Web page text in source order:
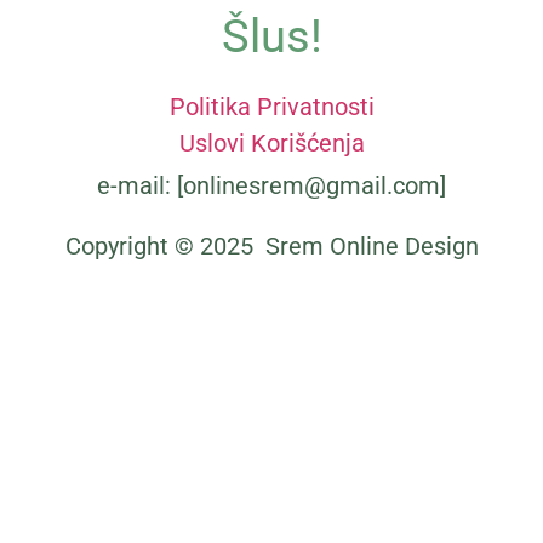
Bamija ─ Recept, cena i gde kupiti
Politika Privatnosti
Uslovi Korišćenja
e-mail: [onlinesrem@gmail.com]
Copyright © 2025 Srem Online Design
Šlus!